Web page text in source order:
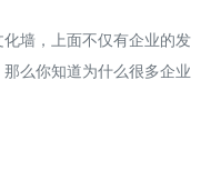
墙，上面不仅有企业的发
么你知道为什么很多企业